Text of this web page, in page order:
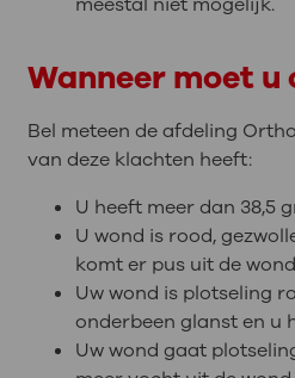
Wanneer moet u
Bel meteen de afdeling
van deze klachten heeft:
U heeft meer dan 38,5
U wond is rood,
komt er pus uit de
Uw wond is plotseling
onderbeen glanst en u
Uw wond gaat